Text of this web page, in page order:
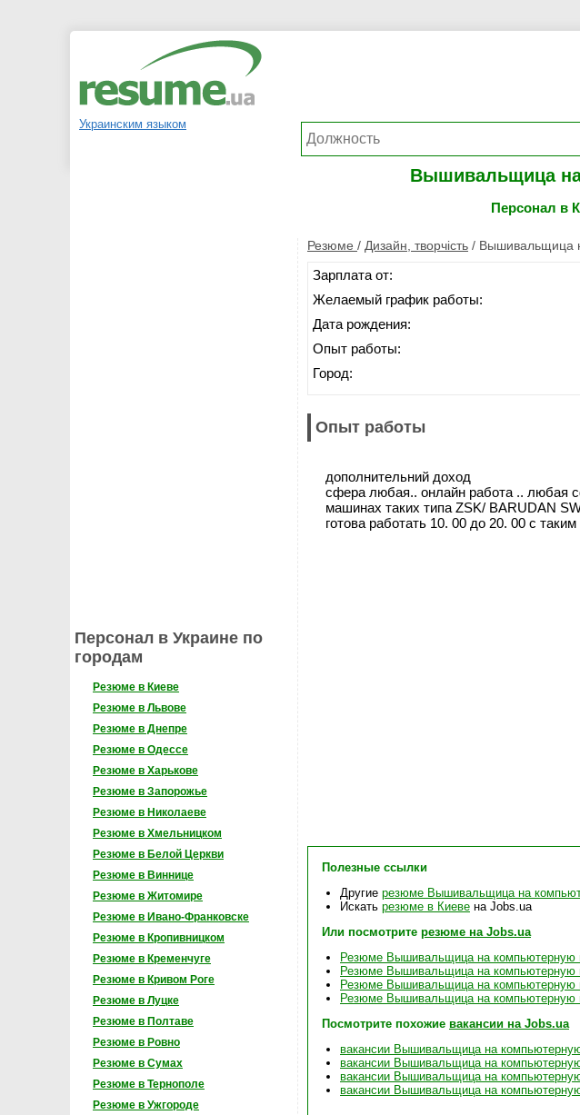
Украинским языком
Вышивальщица
Персонал в
Персонал в Украине по
городам
Резюме в Киеве
Резюме в Львове
Резюме в Днепре
Резюме в Одессе
Резюме в Харькове
Резюме в Запорожье
Резюме в Николаеве
Резюме в Хмельницком
Резюме в Белой Церкви
Резюме в Виннице
Резюме в Житомире
Резюме в Ивано-Франковске
Резюме в Кропивницком
Резюме в Кременчуге
Резюме в Кривом Роге
Резюме в Луцке
Резюме в Полтаве
Резюме в Ровно
Резюме в Сумах
Резюме в Тернополе
Резюме в Ужгороде
Резюме / Дизайн, творчість / Вышивальщица
Зарплата от:
Желаемый график работы:
Дата рождения:
Опыт работы:
Город:
Опыт работы
дополнительний доход
сфера любая.. онлайн работа .. любая
машинах таких типа ZSK/
готова работать 10. 00 до 20. 00 с
Полезные ссылки
Другие резюме Вышивальщица на
Искать резюме в Киеве на Jobs.ua
Или посмотрите резюме на Jobs.ua
Резюме Вышивальщица на компьютерную
Резюме Вышивальщица на компьютерную
Резюме Вышивальщица на компьютерную
Резюме Вышивальщица на компьютерную
Посмотрите похожие вакансии на Jobs.ua
вакансии Вышивальщица на
вакансии Вышивальщица на
вакансии Вышивальщица на
вакансии Вышивальщица на